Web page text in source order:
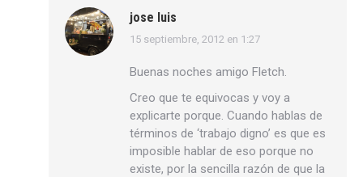
jose luis
dice:
15 septiembre, 2012 en 1:27
Buenas noches amigo Fletch.
Creo que te equivocas y voy a
explicarte porque. Cuando hablas de
términos de ‘trabajo digno’ es que es
imposible hablar de eso porque no
existe, por la sencilla razón de que la